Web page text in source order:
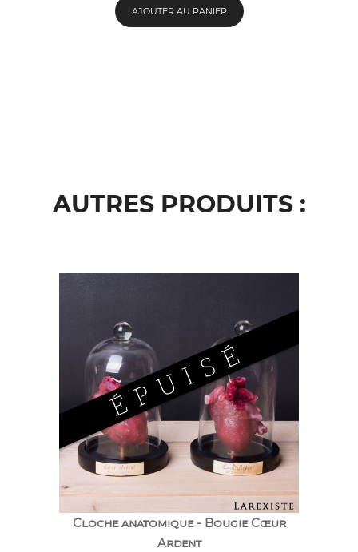
AJOUTER AU PANIER
AUTRES PRODUITS :
Cloche anatomique - Bougie Cœur
Ardent